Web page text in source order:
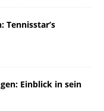
Tennisstar’s
Einblick in sein